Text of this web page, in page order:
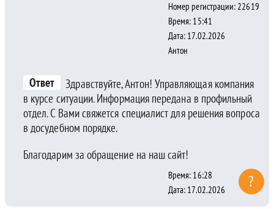
Номер регистрации: 22619
Время: 15:41
Дата: 17.02.2026
Антон
Ответ
Здравствуйте, Антон! Управляющая компания
в курсе ситуации. Информация передана в профильный
отдел. С Вами свяжется специалист для решения вопроса
в досудебном порядке.
Благодарим за обращение на наш сайт!
Время: 16:28
Дата: 17.02.2026
?